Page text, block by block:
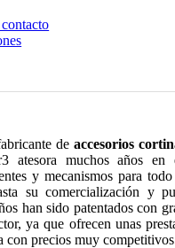
de accesorios
atesora muchos años en
y mecanismos para
su comercialización y
han sido patentados con
ya que ofrecen unas
con precios muy